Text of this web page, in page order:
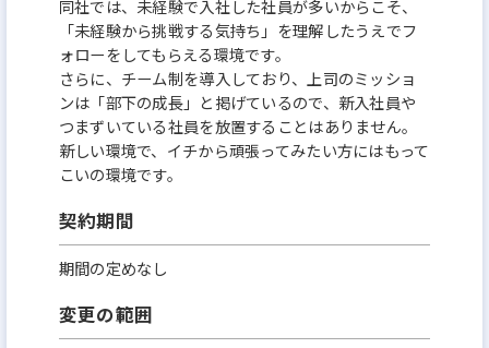
同社では、未経験で入社した社員が多いからこそ、
「未経験から挑戦する気持ち」を理解したうえでフ
ォローをしてもらえる環境です。
さらに、チーム制を導入しており、上司のミッショ
ンは「部下の成⻑」と掲げているので、新入社員や
つまずいている社員を放置することはありません。
新しい環境で、イチから頑張ってみたい方にはもって
こいの環境です。
契約期間
期間の定めなし
変更の範囲